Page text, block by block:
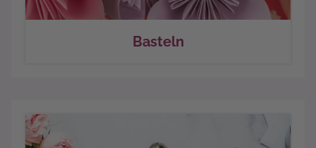
Basteln